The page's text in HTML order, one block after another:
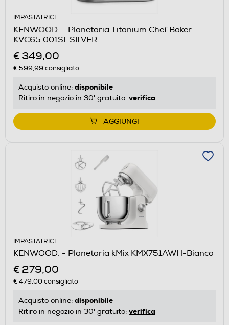
IMPASTATRICI
KENWOOD. - Planetaria Titanium Chef Baker
KVC65.001SI-SILVER
€ 349,00
€ 599,99 consigliato
Acquisto online: disponibile
Ritiro in negozio in 30' gratuito: verifica
AGGIUNGI
IMPASTATRICI
KENWOOD. - Planetaria kMix KMX751AWH-Bianco
€ 279,00
€ 479,00consigliato
Acquisto online: disponibile
Ritiro in negozio in 30' gratuito: verifica